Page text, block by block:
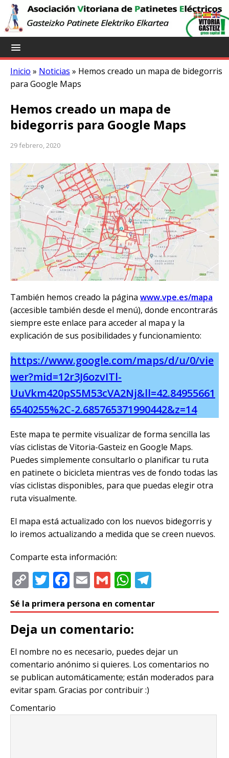
Inicio » Noticias » Hemos creado un mapa de bidegorris
para Google Maps
Hemos creado un mapa de
bidegorris para Google Maps
29 febrero, 2020
También hemos creado la página www.vpe.es/mapa
(accesible también desde el menú), donde encontrarás
siempre este enlace para acceder al mapa y la
explicación de sus posibilidades y funcionamiento:
https://www.google.com/maps/d/u/0/vie
wer?mid=12r3J6ozvITl-
UuVkm420pS5M53cVA2Nj&ll=42.84955661
6540255%2C-2.685765371990442&z=14
Este mapa te permite visualizar de forma sencilla las
vías ciclistas de Vitoria-Gasteiz en Google Maps.
Puedes simplemente consultarlo o planificar tu ruta
en patinete o bicicleta mientras ves de fondo todas las
vías ciclistas disponibles, para que puedas elegir otra
ruta visualmente.
El mapa está actualizado con los nuevos bidegorris y
lo iremos actualizando a medida que se creen nuevos.
Comparte esta información:
C
p
y
Li
n
k
T
it
te
r
F
c
e
b
o
o
k
E
ai
l
G
ai
l
W
at
s
A
p
p
e
ra
m
Sé la primera persona en comentar
Deja un comentario:
El nombre no es necesario, puedes dejar un
comentario anónimo si quieres. Los comentarios no
se publican automáticamente; están moderados para
evitar spam. Gracias por contribuir :)
Comentario